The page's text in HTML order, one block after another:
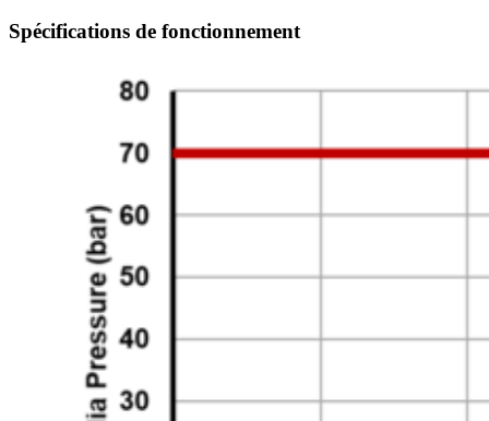
Spécifications de fonctionnement